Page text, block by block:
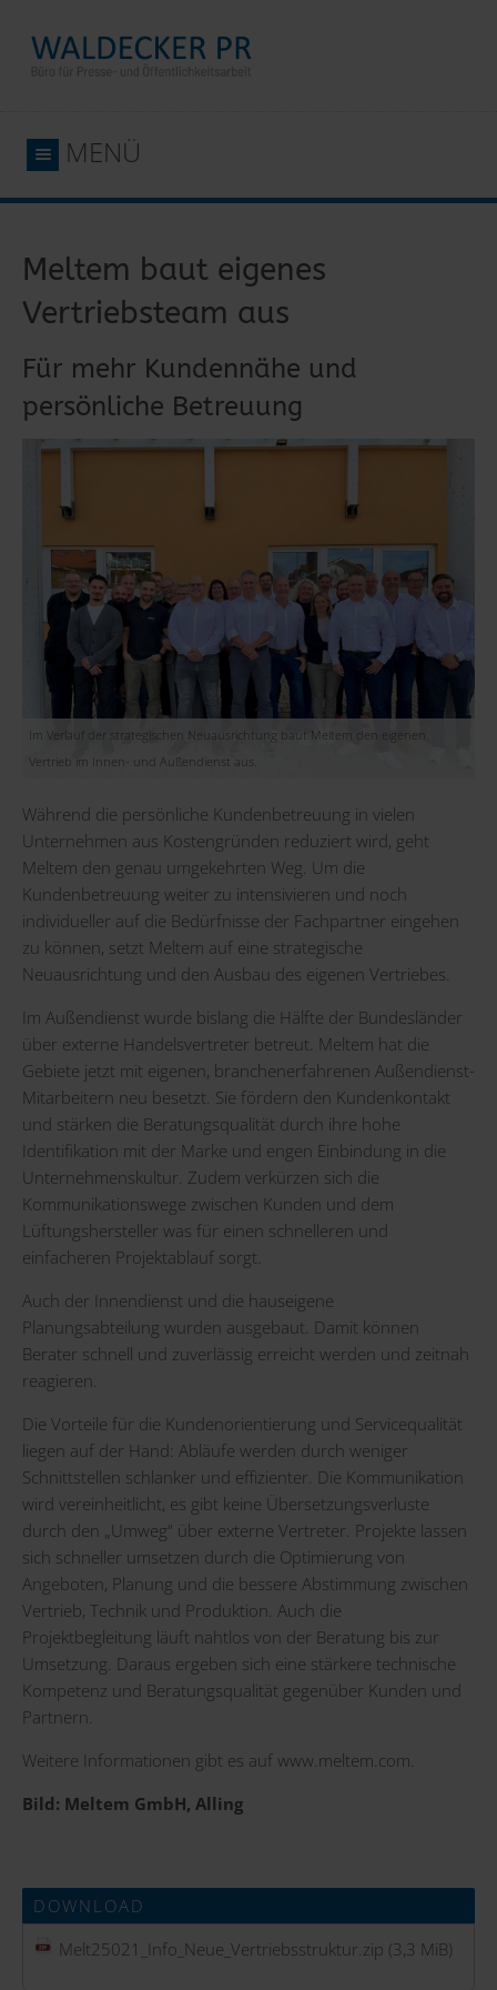
MENÜ
Meltem baut eigenes
Vertriebsteam aus
Für mehr Kundennähe und
persönliche Betreuung
Im Verlauf der strategischen Neuausrichtung baut Meltem den eigenen
Vertrieb im Innen- und Außendienst aus.
Während die persönliche Kundenbetreuung in vielen
Unternehmen aus Kostengründen reduziert wird, geht
Meltem den genau umgekehrten Weg. Um die
Kundenbetreuung weiter zu intensivieren und noch
individueller auf die Bedürfnisse der Fachpartner eingehen
zu können, setzt Meltem auf eine strategische
Neuausrichtung und den Ausbau des eigenen Vertriebes.
Im Außendienst wurde bislang die Hälfte der Bundesländer
über externe Handelsvertreter betreut. Meltem hat die
Gebiete jetzt mit eigenen, branchenerfahrenen Außendienst-
Mitarbeitern neu besetzt. Sie fördern den Kundenkontakt
und stärken die Beratungsqualität durch ihre hohe
Identifikation mit der Marke und engen Einbindung in die
Unternehmenskultur. Zudem verkürzen sich die
Kommunikationswege zwischen Kunden und dem
Lüftungshersteller was für einen schnelleren und
einfacheren Projektablauf sorgt.
Auch der Innendienst und die hauseigene
Planungsabteilung wurden ausgebaut. Damit können
Berater schnell und zuverlässig erreicht werden und zeitnah
reagieren.
Die Vorteile für die Kundenorientierung und Servicequalität
liegen auf der Hand: Abläufe werden durch weniger
Schnittstellen schlanker und effizienter. Die Kommunikation
wird vereinheitlicht, es gibt keine Übersetzungsverluste
durch den „Umweg“ über externe Vertreter. Projekte lassen
sich schneller umsetzen durch die Optimierung von
Angeboten, Planung und die bessere Abstimmung zwischen
Vertrieb, Technik und Produktion. Auch die
Projektbegleitung läuft nahtlos von der Beratung bis zur
Umsetzung. Daraus ergeben sich eine stärkere technische
Kompetenz und Beratungsqualität gegenüber Kunden und
Partnern.
Weitere Informationen gibt es auf www.meltem.com.
Bild: Meltem GmbH, Alling
DOWNLOAD
Melt25021_Info_Neue_Vertriebsstruktur.zip (3,3 MiB)